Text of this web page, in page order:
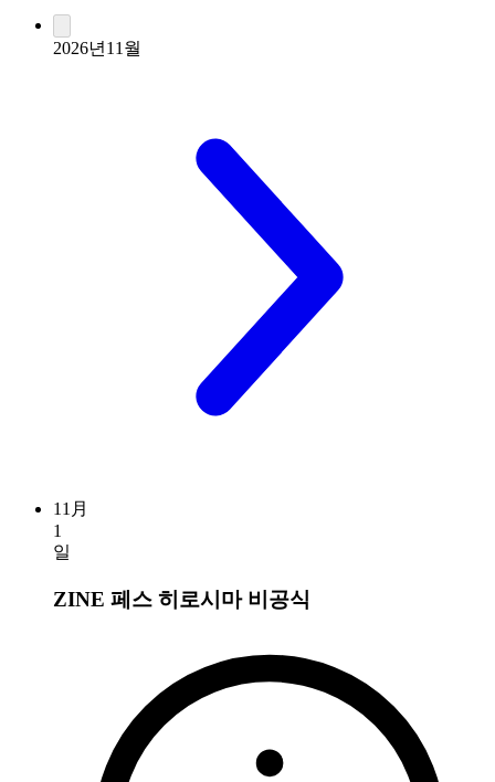
2026년11월
11月
1
일
ZINE 페스 히로시마 비공식